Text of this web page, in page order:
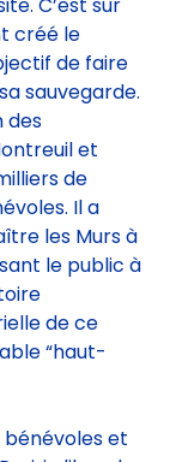
le
C’est sur
créé le
de faire
sauvegarde.
des
et
de
Il a
les Murs à
le public à
de ce
“haut-